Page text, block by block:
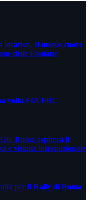
location. Il nuovo cuore
delle Fontane
volta FIA ERC
Roma ospiterà il
e visione internazionale
per il Rally di Roma